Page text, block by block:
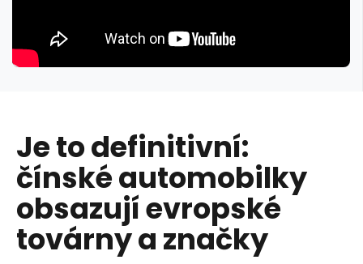
Je to definitivní:
čínské automobilky
obsazují evropské
továrny a značky